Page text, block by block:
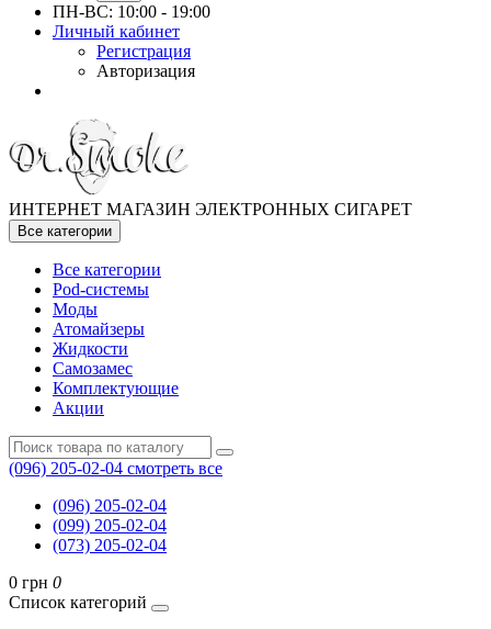
ПН-ВС: 10:00 - 19:00
Личный кабинет
Регистрация
Авторизация
ИНТЕРНЕТ МАГАЗИН ЭЛЕКТРОННЫХ СИГАРЕТ
Все категории
Все категории
Pod-системы
Моды
Атомайзеры
Жидкости
Самозамес
Комплектующие
Акции
(096) 205-02-04 смотреть все
(096) 205-02-04
(099) 205-02-04
(073) 205-02-04
0 грн 0
Список категорий